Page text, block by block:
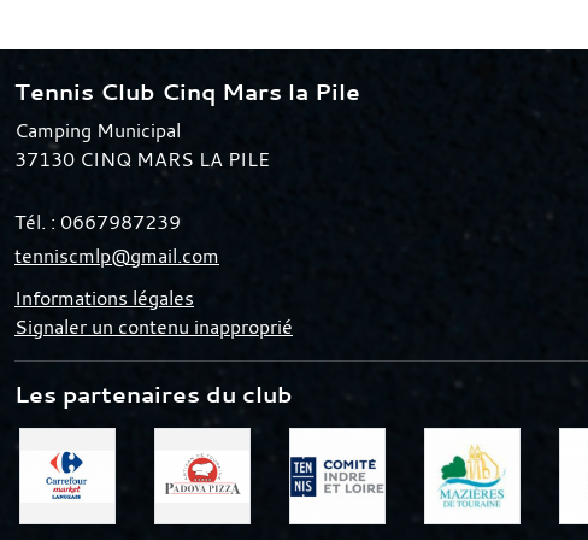
Tennis Club Cinq Mars la Pile
Camping Municipal
37130 CINQ MARS LA PILE
Tél. : 0667987239
tenniscmlp@gmail.com
Informations légales
Signaler un contenu inapproprié
Les partenaires du club